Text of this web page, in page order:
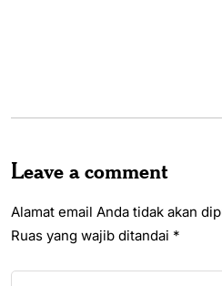
Leave a comment
Alamat email Anda tidak akan
Ruas yang wajib ditandai *